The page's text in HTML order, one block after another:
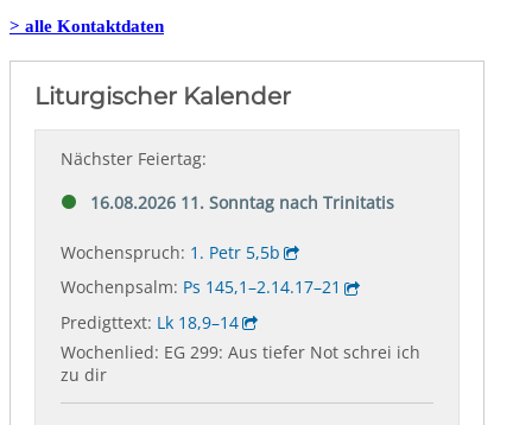
> alle Kontaktdaten